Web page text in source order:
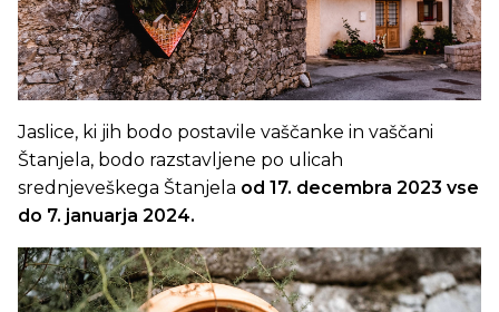
Jaslice, ki jih bodo postavile vaščanke in vaščani
Štanjela, bodo razstavljene po ulicah
srednjeveškega Štanjela od 17. decembra 2023 vse
do 7. januarja 2024.